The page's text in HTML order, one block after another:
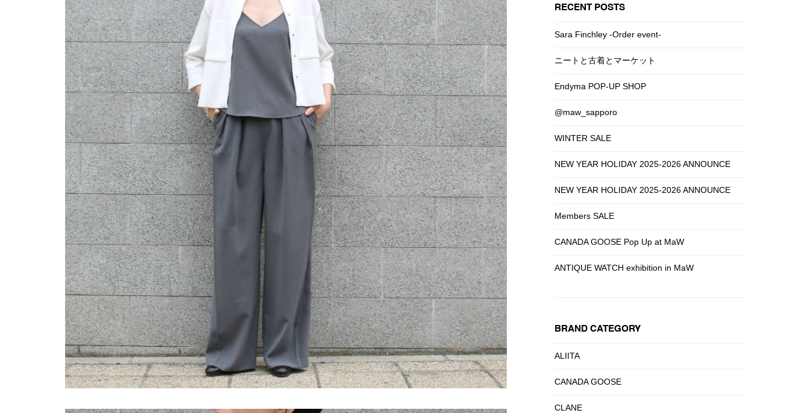
RECENT POSTS
Sara Finchley -Order event-
ニートと古着とマーケット
Endyma POP-UP SHOP
@maw_sapporo
WINTER SALE
NEW YEAR HOLIDAY 2025-2026 ANNOUNCE
NEW YEAR HOLIDAY 2025-2026 ANNOUNCE
Members SALE
CANADA GOOSE Pop Up at MaW
ANTIQUE WATCH exhibition in MaW
BRAND CATEGORY
ALIITA
CANADA GOOSE
CLANE